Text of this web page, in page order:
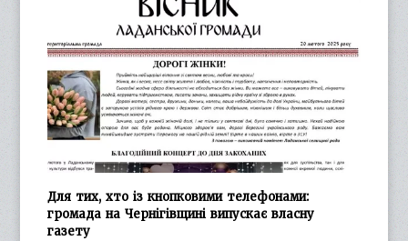
Для тих, хто із кнопковими телефонами:
громада на Чернігівщині випускає власну
газету